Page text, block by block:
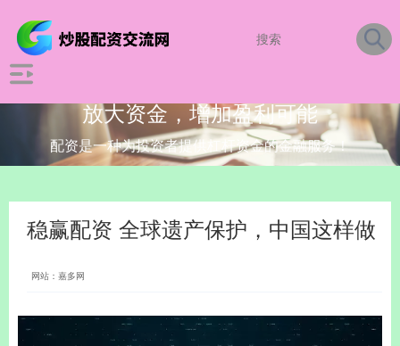
放大资金，增加盈利可能
配资是一种为投资者提供杠杆资金的金融服务！
稳赢配资 全球遗产保护，中国这样做
网站：嘉多网